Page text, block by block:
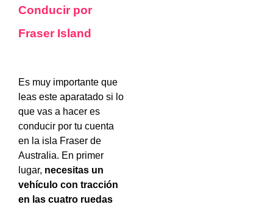
Conducir por
Fraser Island
Es muy importante que
leas este aparatado si lo
que vas a hacer es
conducir por tu cuenta
en la isla Fraser de
Australia. En primer
lugar, necesitas un
vehículo con tracción
en las cuatro ruedas